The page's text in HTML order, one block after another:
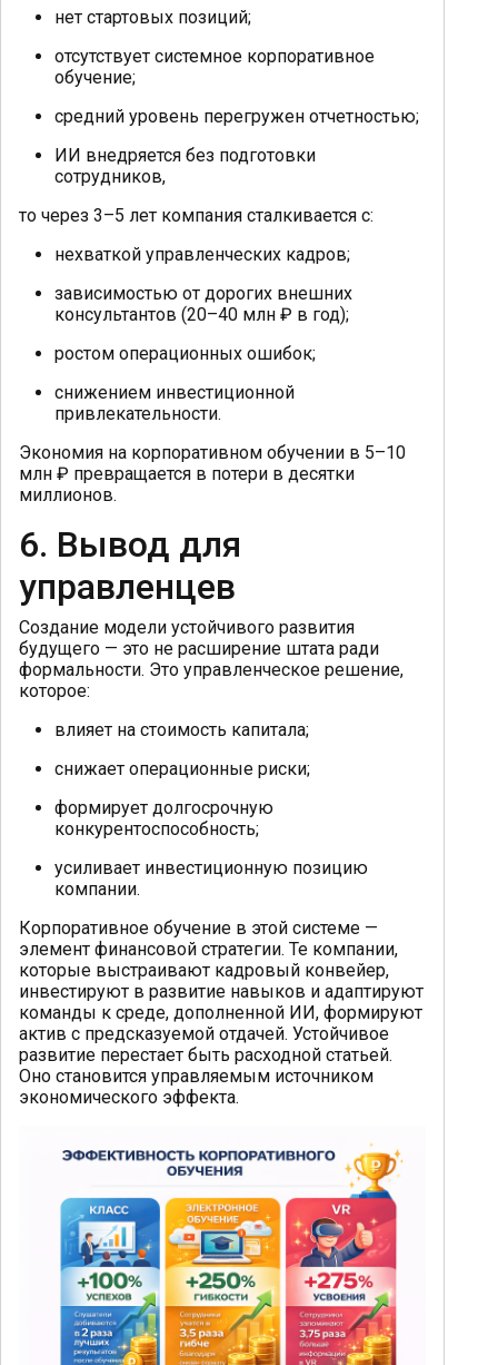
нет стартовых позиций;
отсутствует системное корпоративное
обучение;
средний уровень перегружен отчетностью;
ИИ внедряется без подготовки
сотрудников,
то через 3–5 лет компания сталкивается с:
нехваткой управленческих кадров;
зависимостью от дорогих внешних
консультантов (20–40 млн ₽ в год);
ростом операционных ошибок;
снижением инвестиционной
привлекательности.
Экономия на корпоративном обучении в 5–10
млн ₽ превращается в потери в десятки
миллионов.
6. Вывод для
управленцев
Создание модели устойчивого развития
будущего — это не расширение штата ради
формальности. Это управленческое решение,
которое:
влияет на стоимость капитала;
снижает операционные риски;
формирует долгосрочную
конкурентоспособность;
усиливает инвестиционную позицию
компании.
Корпоративное обучение в этой системе —
элемент финансовой стратегии. Те компании,
которые выстраивают кадровый конвейер,
инвестируют в развитие навыков и адаптируют
команды к среде, дополненной ИИ, формируют
актив с предсказуемой отдачей. Устойчивое
развитие перестает быть расходной статьей.
Оно становится управляемым источником
экономического эффекта.